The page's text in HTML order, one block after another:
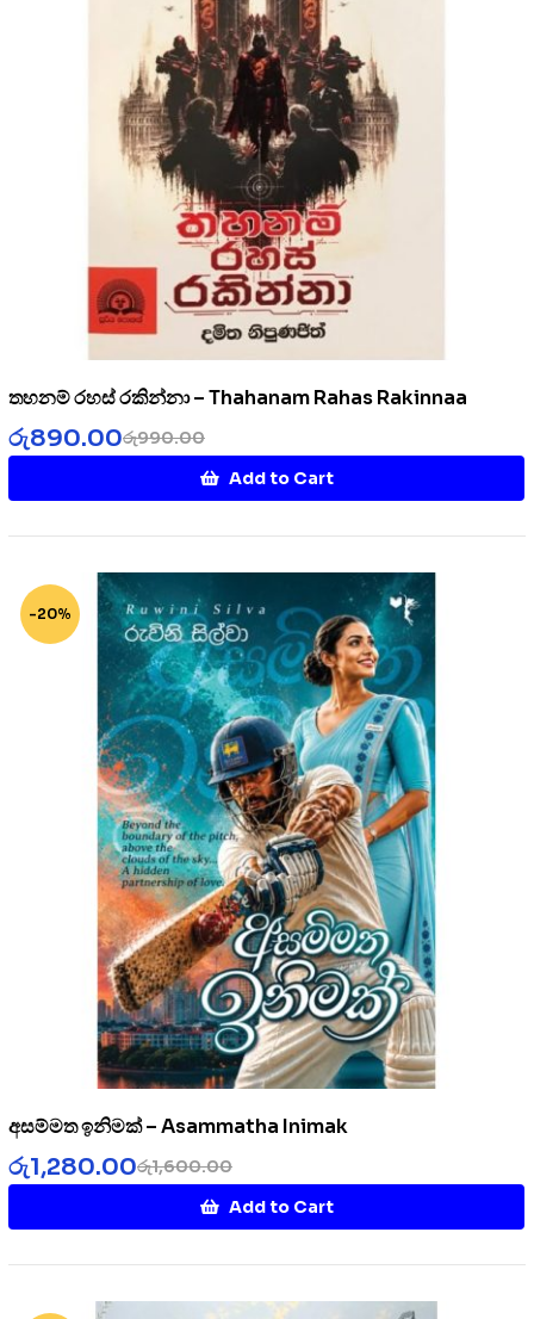
තහනම් රහස් රකින්නා – Thahanam Rahas Rakinnaa
රු990.00
රු890.00
Add to Cart
-20%
අසම්මත ඉනිමක් – Asammatha Inimak
රු1,600.00
රු1,280.00
Add to Cart